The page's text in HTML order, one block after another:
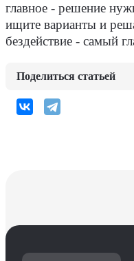
главное - решение
ищите варианты и
бездействие - самый
Поделиться статьей